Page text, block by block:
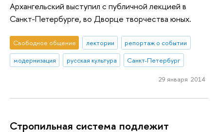
Архангельский выступил с публичной лекцией в
Санкт-Петербурге, во Дворце творчества юных.
Свободное общение лектории
репортаж о событии
модернизация
русская культура Санкт-Петербург
29 января 2014
Стропильная система подлежит